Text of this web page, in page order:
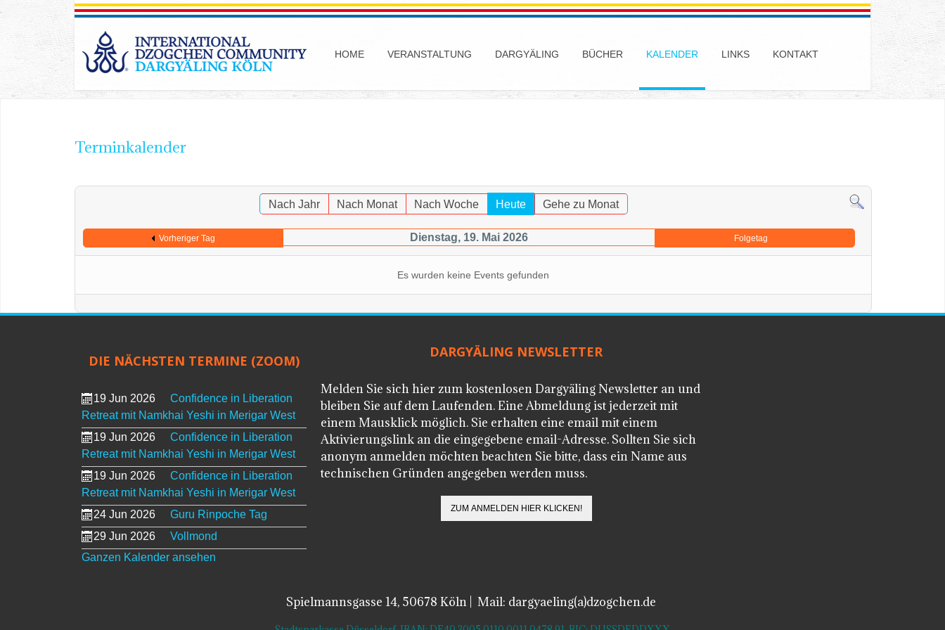
HOME VERANSTALTUNG DARGYÄLING BÜCHER KALENDER LINKS KONTAKT
Terminkalender
Nach Jahr Nach Monat Nach Woche Heute Gehe zu Monat
Vorheriger Tag Dienstag, 19. Mai 2026 Folgetag
Es wurden keine Events gefunden
DIE NÄCHSTEN TERMINE (ZOOM)
19 Jun 2026
Confidence in Liberation
Retreat mit Namkhai Yeshi in Merigar West
19 Jun 2026
Confidence in Liberation
Retreat mit Namkhai Yeshi in Merigar West
19 Jun 2026
Confidence in Liberation
Retreat mit Namkhai Yeshi in Merigar West
24 Jun 2026
Guru Rinpoche Tag
29 Jun 2026
Vollmond
Ganzen Kalender ansehen
DARGYÄLING NEWSLETTER
Melden Sie sich hier zum kostenlosen Dargyäling Newsletter an und
bleiben Sie auf dem Laufenden. Eine Abmeldung ist jederzeit mit
einem Mausklick möglich. Sie erhalten eine email mit einem
Aktivierungslink an die eingegebene email-Adresse. Sollten Sie sich
anonym anmelden möchten beachten Sie bitte, dass ein Name aus
technischen Gründen angegeben werden muss.
Spielmannsgasse 14, 50678 Köln | Mail: dargyaeling(a)dzogchen.de